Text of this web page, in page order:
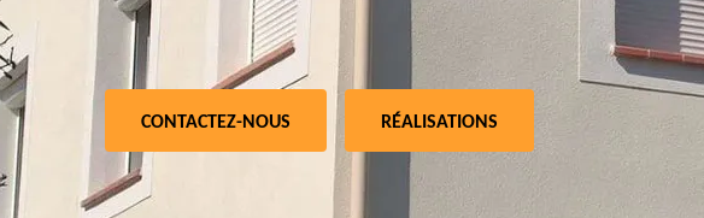
CONTACTEZ-NOUS RÉALISATIONS